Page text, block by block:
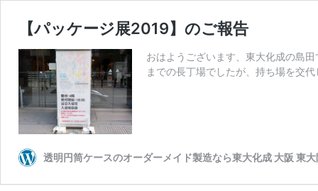
【パッケージ展2019】のご報告
おはようございます、東大化成の島
までの長丁場でしたが、持ち場を交
透明円筒ケースのオーダーメイド製造なら東大化成 大阪 東大